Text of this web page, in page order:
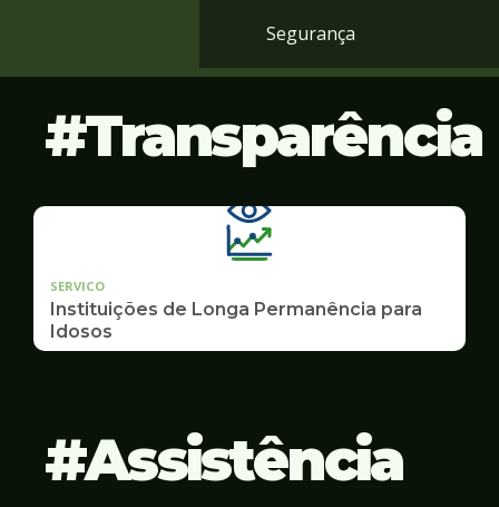
Segurança
Transparência
SERVICO
Instituições de Longa Permanência para
Idosos
Assistência